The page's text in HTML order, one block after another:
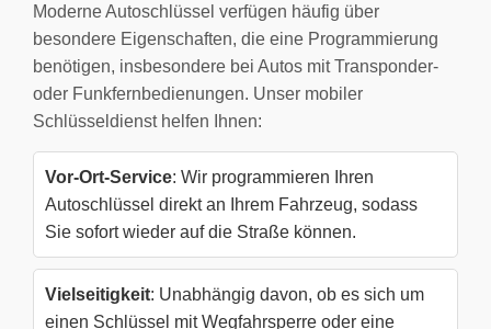
Moderne Autoschlüssel verfügen häufig über
besondere Eigenschaften, die eine Programmierung
benötigen, insbesondere bei Autos mit Transponder-
oder Funkfernbedienungen. Unser mobiler
Schlüsseldienst helfen Ihnen:
Vor-Ort-Service: Wir programmieren Ihren
Autoschlüssel direkt an Ihrem Fahrzeug, sodass
Sie sofort wieder auf die Straße können.
Vielseitigkeit: Unabhängig davon, ob es sich um
einen Schlüssel mit Wegfahrsperre oder eine